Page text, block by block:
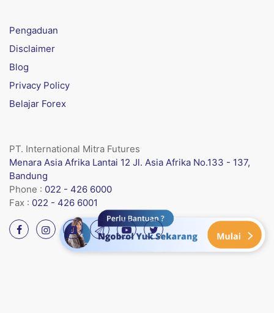
Pengaduan
Disclaimer
Blog
Privacy Policy
Belajar Forex
PT. International Mitra Futures
Menara Asia Afrika Lantai 12 Jl. Asia Afrika No.133 - 137,
Bandung
Phone : 022 - 426 6000
Fax : 022 - 426 6001